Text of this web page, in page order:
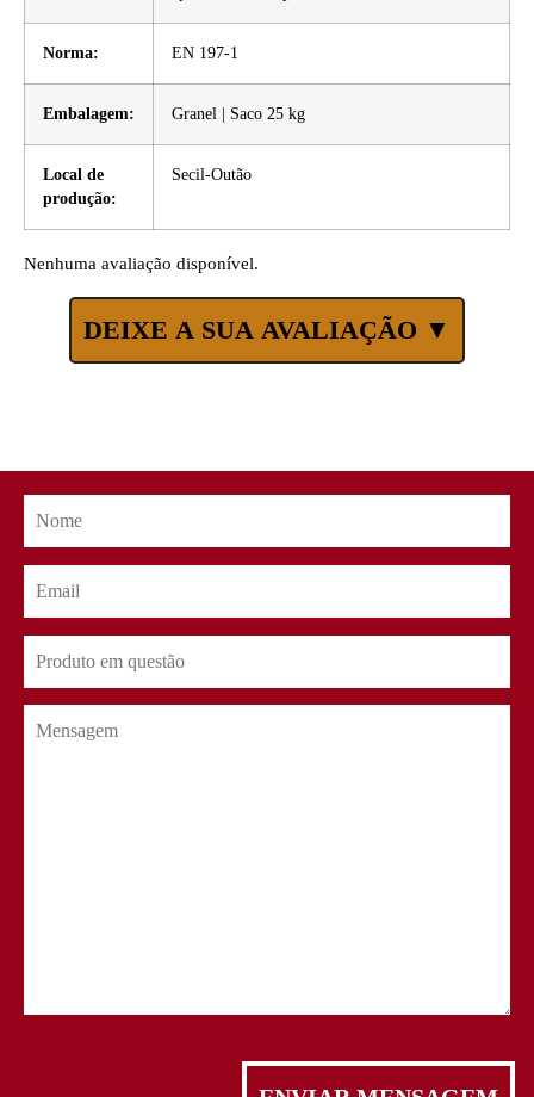
Norma: EN 197-1
Embalagem: Granel | Saco 25 kg
Local de
produção:
Secil-Outão
Nenhuma avaliação disponível.
DEIXE A SUA AVALIAÇÃO ▼